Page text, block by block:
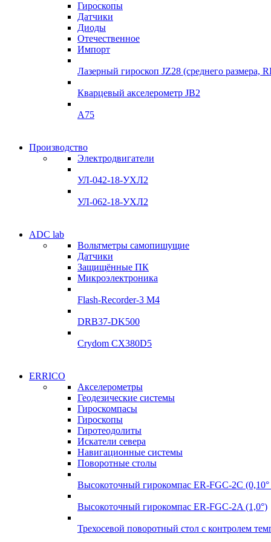
Гироскопы
Датчики
Диоды
Отечественное
Импорт
Лазерный гироскоп JZ28 (среднего размера,
Кварцевый акселерометр JB2
A75
Производство
Электродвигатели
УЛ-042-18-УХЛ2
УЛ-062-18-УХЛ2
ADC lab
Вольтметры самопишущие
Датчики
Защищённые ПК
Микроэлектроника
Flash-Recorder-3 М4
DRB37-DK500
Crydom CX380D5
ERRICO
Акселерометры
Геодезические системы
Гироскомпасы
Гироскопы
Гиротеодолиты
Искатели севера
Навигационные системы
Поворотные столы
Высокоточный гирокомпас ER-FGC-2C (0,10°
Высокоточный гирокомпас ER-FGC-2A (1,0°)
Трехосевой поворотный стол с контролем